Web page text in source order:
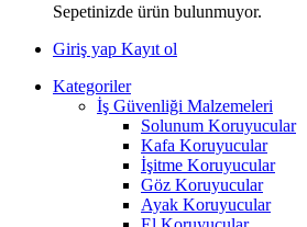
Sepetinizde ürün bulunmuyor.
Giriş yap Kayıt ol
Kategoriler
İş Güvenliği Malzemeleri
Solunum Koruyucular
Kafa Koruyucular
İşitme Koruyucular
Göz Koruyucular
Ayak Koruyucular